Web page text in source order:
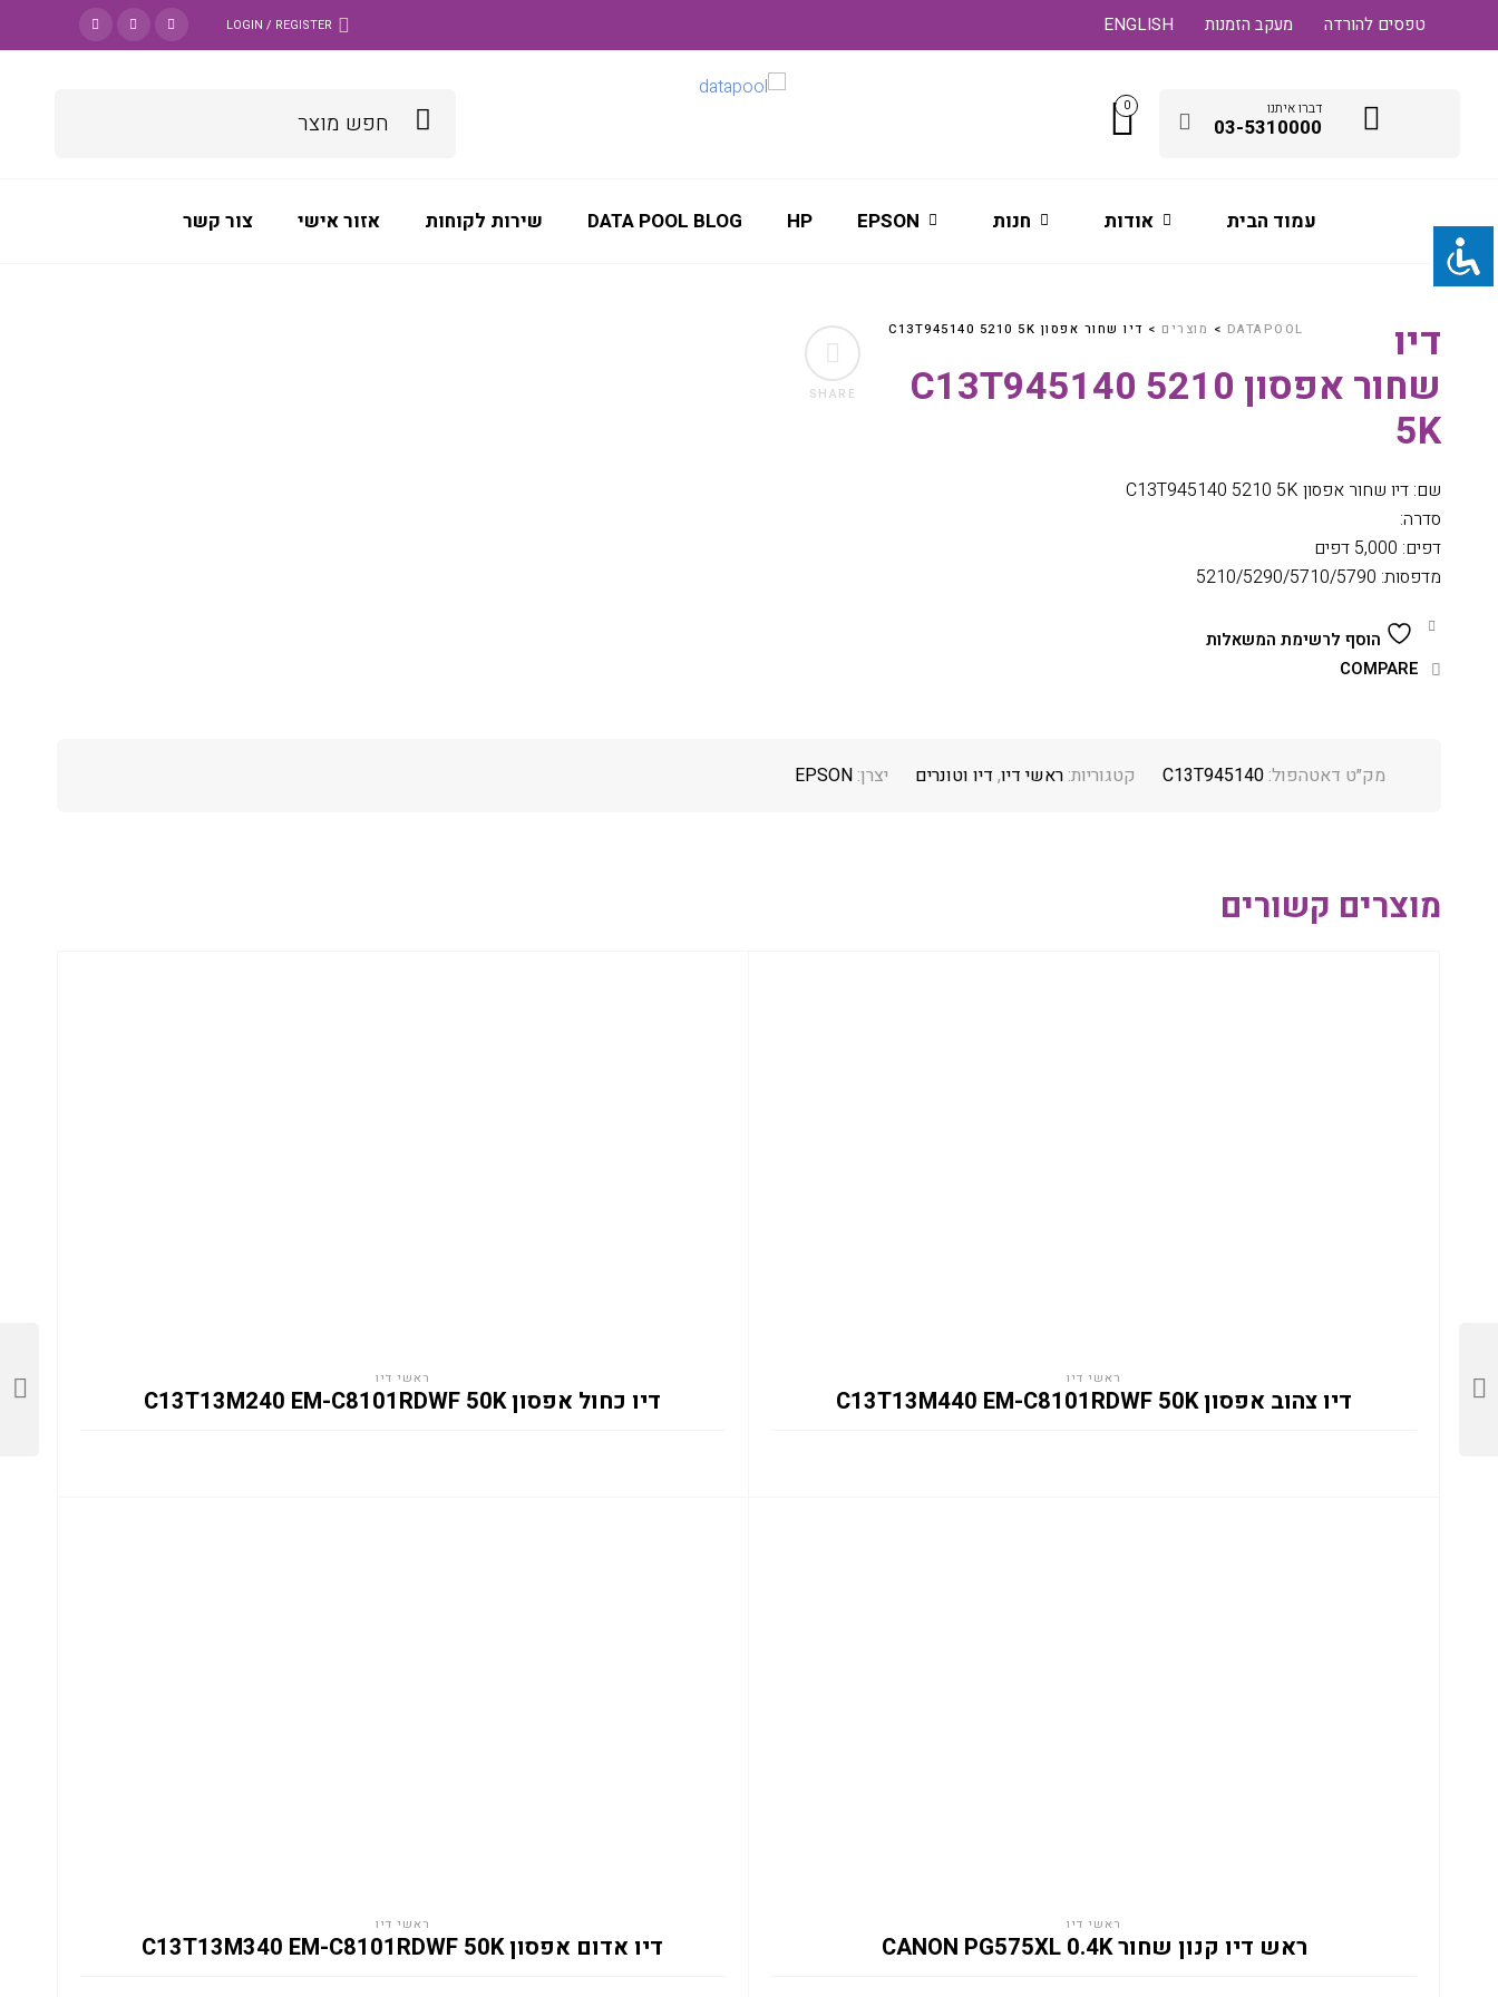
ENGLISH מעקב הזמנות טפסים להורדה LOGIN / REGISTER
דברו איתנו
03-5310000
0
עמוד הבית אודות חנות EPSON
HP
DATA POOL BLOG שירות לקוחות אזור אישי צור קשר
SHARE
DATAPOOL
> מוצרים > דיו שחור אפסון C13T945140 5210 5K
דיו
שחור אפסון C13T945140 5210
5K
שם: דיו שחור אפסון C13T945140 5210 5K
סדרה:
דפים: 5,000 דפים
מדפסות: 5210/5290/5710/5790
הוסף לרשימת המשאלות
COMPARE
מק״ט דאטהפול: C13T945140 קטגוריות: ראשי דיו, דיו וטונרים יצרן: EPSON
מוצרים קשורים
ראשי דיו
דיו כחול אפסון C13T13M240 EM-C8101RDWF 50K
ראשי דיו
דיו צהוב אפסון C13T13M440 EM-C8101RDWF 50K
ראשי דיו
דיו אדום אפסון C13T13M340 EM-C8101RDWF 50K
ראשי דיו
ראש דיו קנון שחור CANON PG575XL 0.4K